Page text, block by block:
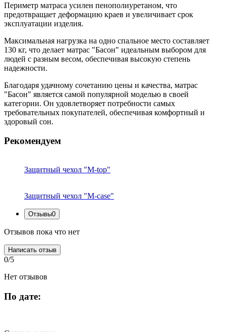
Периметр матраса усилен пенополиуретаном, что
предотвращает деформацию краев и увеличивает срок
эксплуатации изделия.
Максимальная нагрузка на одно спальное место составляет
130 кг, что делает матрас "Басон" идеальным выбором для
людей с разным весом, обеспечивая высокую степень
надежности.
Благодаря удачному сочетанию цены и качества, матрас
"Басон" является самой популярной моделью в своей
категории. Он удовлетворяет потребности самых
требовательных покупателей, обеспечивая комфортный и
здоровый сон.
Рекомендуем
Защитный чехол "M-top"
Защитный чехол "M-case"
Отзывы0
Отзывов пока что нет
Написать отзыв
0/5
Нет отзывов
По дате: